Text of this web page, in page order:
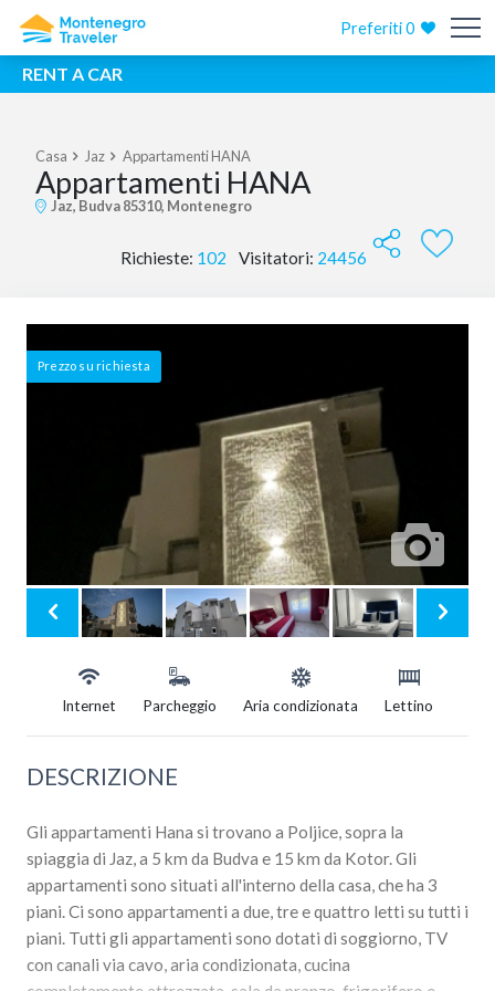
Preferiti0
RENT A CAR
Casa Jaz Appartamenti HANA
Appartamenti HANA
Jaz, Budva 85310, Montenegro
Richieste: 102 Visitatori: 24456
Prezzo su richiesta
Internet Parcheggio Aria condizionata Lettino
DESCRIZIONE
Gli appartamenti Hana si trovano a Poljice, sopra la
spiaggia di Jaz, a 5 km da Budva e 15 km da Kotor. Gli
appartamenti sono situati all'interno della casa, che ha 3
piani. Ci sono appartamenti a due, tre e quattro letti su tutti i
piani. Tutti gli appartamenti sono dotati di soggiorno, TV
con canali via cavo, aria condizionata, cucina